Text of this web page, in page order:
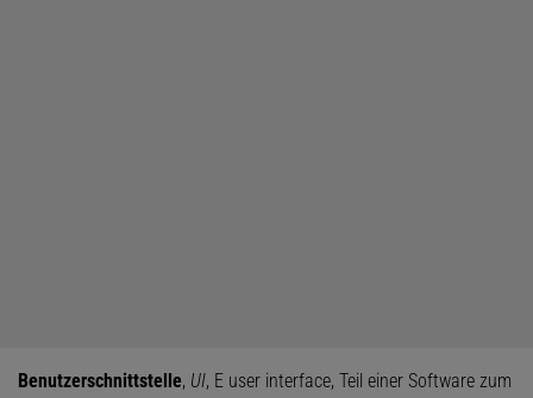
Benutzerschnittstelle, UI, E user interface, Teil einer Software zum